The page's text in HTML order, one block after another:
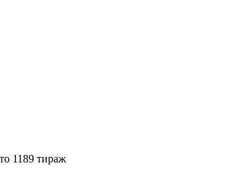
1189 тираж